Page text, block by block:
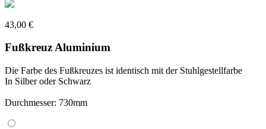
43,00 €
Fußkreuz Aluminium
Die Farbe des Fußkreuzes ist identisch mit der Stuhlgestellfarbe
In Silber oder Schwarz
Durchmesser: 730mm